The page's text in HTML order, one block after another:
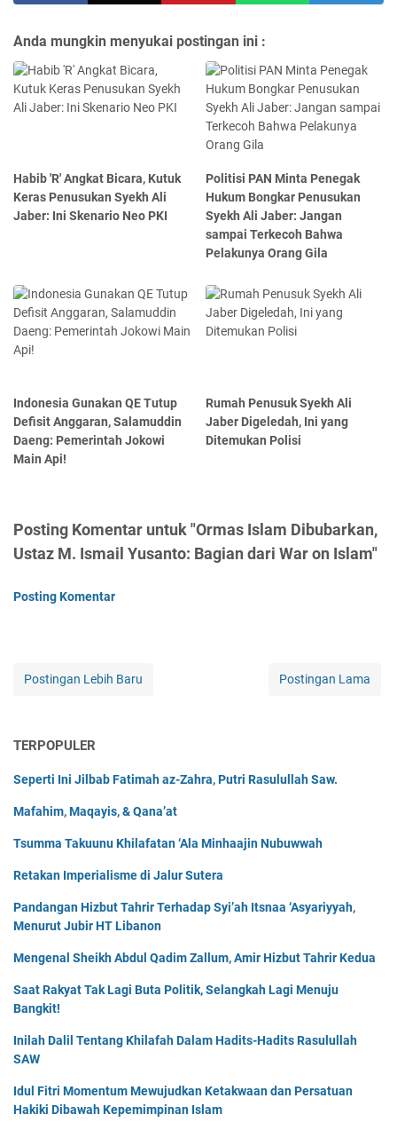
Anda mungkin menyukai postingan ini :
Habib 'R' Angkat Bicara, Kutuk
Keras Penusukan Syekh Ali
Jaber: Ini Skenario Neo PKI
Politisi PAN Minta Penegak
Hukum Bongkar Penusukan
Syekh Ali Jaber: Jangan
sampai Terkecoh Bahwa
Pelakunya Orang Gila
Indonesia Gunakan QE Tutup
Defisit Anggaran, Salamuddin
Daeng: Pemerintah Jokowi
Main Api!
Rumah Penusuk Syekh Ali
Jaber Digeledah, Ini yang
Ditemukan Polisi
Posting Komentar untuk "Ormas Islam Dibubarkan,
Ustaz M. Ismail Yusanto: Bagian dari War on Islam"
Posting Komentar
Postingan Lebih Baru Postingan Lama
TERPOPULER
Seperti Ini Jilbab Fatimah az-Zahra, Putri Rasulullah Saw.
Mafahim, Maqayis, & Qana’at
Tsumma Takuunu Khilafatan ‘Ala Minhaajin Nubuwwah
Retakan Imperialisme di Jalur Sutera
Pandangan Hizbut Tahrir Terhadap Syi’ah Itsnaa ‘Asyariyyah,
Menurut Jubir HT Libanon
Mengenal Sheikh Abdul Qadim Zallum, Amir Hizbut Tahrir Kedua
Saat Rakyat Tak Lagi Buta Politik, Selangkah Lagi Menuju
Bangkit!
Inilah Dalil Tentang Khilafah Dalam Hadits-Hadits Rasulullah
SAW
Idul Fitri Momentum Mewujudkan Ketakwaan dan Persatuan
Hakiki Dibawah Kepemimpinan Islam